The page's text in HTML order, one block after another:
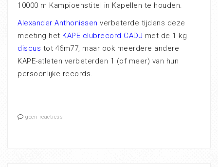
10000 m Kampioenstitel in Kapellen te houden.
Alexander Anthonissen verbeterde tijdens deze
meeting het KAPE clubrecord CADJ met de 1 kg
discus tot 46m77, maar ook meerdere andere
KAPE-atleten verbeterden 1 (of meer) van hun
persoonlijke records.
geen reactiess